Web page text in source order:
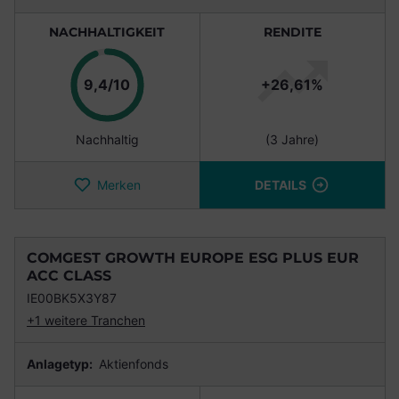
NACHHALTIGKEIT
9,4/10 Punkte
Nachhaltig
RENDITE
+26,61%
(3 Jahre)
Merken DETAILS
COMGEST GROWTH EUROPE ESG PLUS EUR
ACC CLASS
IE00BK5X3Y87
+1 weitere Tranchen
Anlagetyp: Aktienfonds